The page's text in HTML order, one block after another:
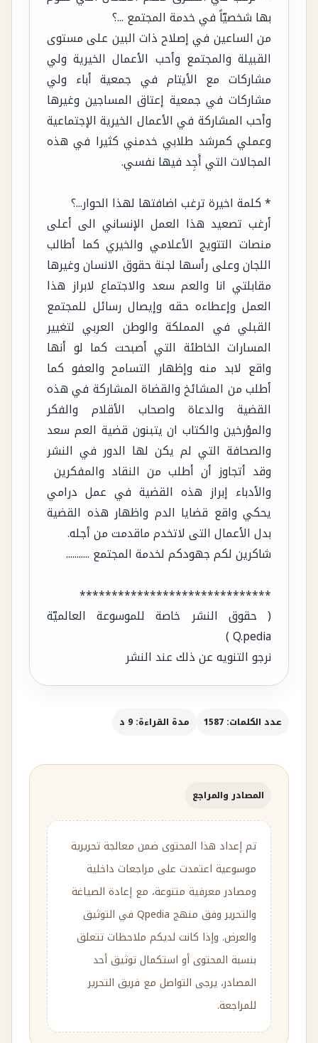
بها شخصيّاً في خدمة المجتمع ...؟
من الساعين في إصلاح ذات البين على مستوى
القبيلة والمجتمع وأحب الأعمال الخيرية ولي
مشاركات مع الأيتام في جمعية أباء ولي
مشاركات في جمعية إعتاق المساجين وغيرها
وأحب المشاركة في الأعمال الخيرية الإجتماعية
وعملي كمرشد طلابي خدمني كثيرا في هذه
المجالات التي أَجِد فيها نفسي.
* كلمة اخيرة ترغب اضافتها لهذا الحوار...؟
أرغب تصعيد هذا العمل الإنساني الى أعلى
منصات التتويج الأعلامي والخيري كما أطالب
اللجان وعلى رأسها لجنة حقوق الانسان وغيرها
مقابلتي انا والعم سعد والاجتماع لابراز هذا
العمل وإعطاءه حقه وإيصال رسائل للمجتمع
القبلي في المملكة والوطن العربي لتغيير
المسارات الخاطئة التي أصبحت كما لو أنها
واقع لابد منه وإظهار التسامح والعفو كما
أطلب من المشائخ والقضاة المشاركة في هذه
القضية والدعاة واصحاب الأقلام والفكر
والمؤرخين والكتاب ان يتبنون قضية العم سعد
والصحافة التي لم يكن لها الدور في النشر
وقد أتجاوز أن أطلب من النقاد والمفكرين
والأدباء إبراز هذه القضية في عمل درامي
يحكي واقع قضايا الدم واظهار هذه القضية
بدل الأعمال التى لاتخدم ماقدمت من أجله.
شاكرين لكم جهودكم لخدمة المجتمع ...........
******************************
( حقوق النشر خاصة للموسوعة العالميّة
Q.pedia )
نرجو التنويه عن ذلك عند النشر
عدد الكلمات: 1587 مدة القراءة: 9 د
المصادر والمراجع
تم إعداد هذا المحتوى ضمن معالجة تحريرية
موسوعية اعتمدت على مراجعات داخلية
ومصادر معرفية متنوعة، مع إعادة الصياغة
والتحرير وفق منهج Qpedia في التوثيق
والعرض. وإذا كانت لديكم ملاحظات تتعلق
بنسبة المحتوى أو استكمال توثيق أحد
المصادر، يرجى التواصل مع فريق التحرير
للمراجعة.